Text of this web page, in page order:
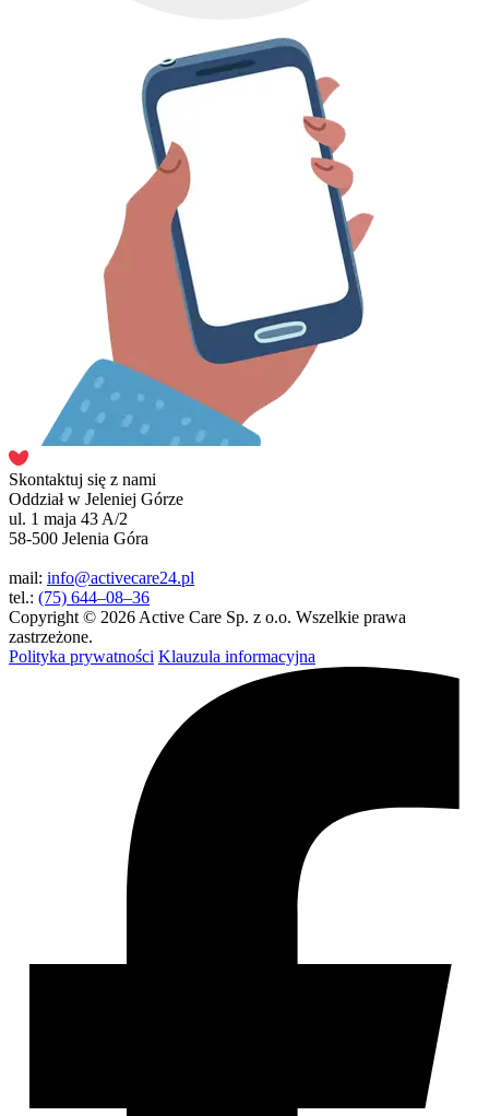
Skontaktuj się z nami
Oddział w Jeleniej Górze
ul. 1 maja 43 A/2
58-500 Jelenia Góra
mail: info@activecare24.pl
tel.: (75) 644–08–36
Copyright © 2026 Active Care Sp. z o.o. Wszelkie prawa
zastrzeżone.
Polityka prywatności Klauzula informacyjna